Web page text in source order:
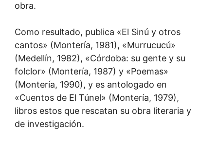
obra.
Como resultado, publica «El Sinú y otros
cantos» (Montería, 1981), «Murrucucú»
(Medellín, 1982), «Córdoba: su gente y su
folclor» (Montería, 1987) y «Poemas»
(Montería, 1990), y es antologado en
«Cuentos de El Túnel» (Montería, 1979),
libros estos que rescatan su obra literaria y
de investigación.